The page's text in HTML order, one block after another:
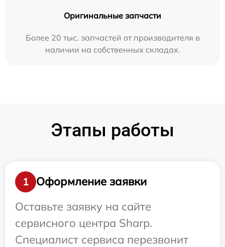
Оригинальные запчасти
Более 20 тыс. запчастей от производителя в
наличии на собственных складах.
Этапы работы
1
Оформление заявки
Оставьте заявку на сайте
сервисного центра Sharp.
Специалист сервиса перезвонит